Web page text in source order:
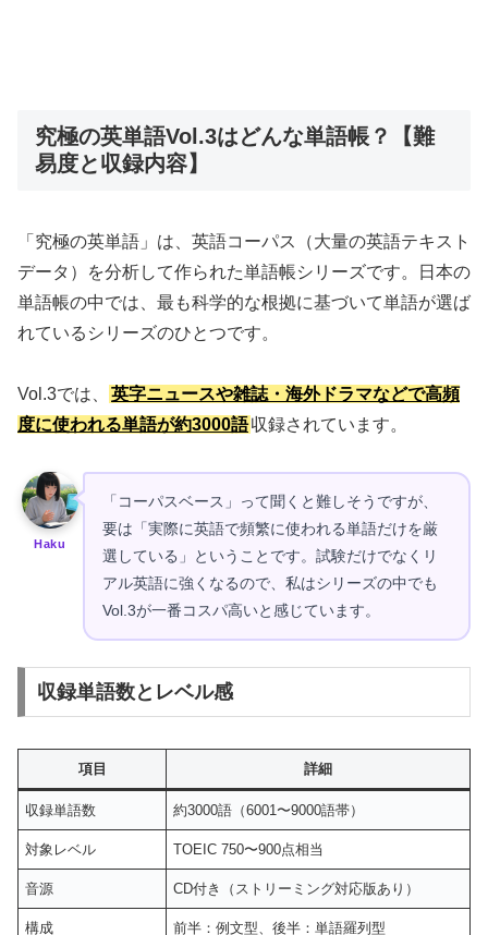
究極の英単語Vol.3はどんな単語帳？【難
易度と収録内容】
「究極の英単語」は、英語コーパス（大量の英語テキスト
データ）を分析して作られた単語帳シリーズです。日本の
単語帳の中では、最も科学的な根拠に基づいて単語が選ば
れているシリーズのひとつです。
Vol.3では、
英字ニュースや雑誌・海外ドラマなどで高頻
度に使われる単語が約3000語収録されています。
Haku
「コーパスベース」って聞くと難しそうですが、
要は「実際に英語で頻繁に使われる単語だけを厳
選している」ということです。試験だけでなくリ
アル英語に強くなるので、私はシリーズの中でも
Vol.3が一番コスパ高いと感じています。
収録単語数とレベル感
項目 詳細
収録単語数 約3000語（6001〜9000語帯）
対象レベル TOEIC 750〜900点相当
音源 CD付き（ストリーミング対応版あり）
構成 前半：例文型、後半：単語羅列型